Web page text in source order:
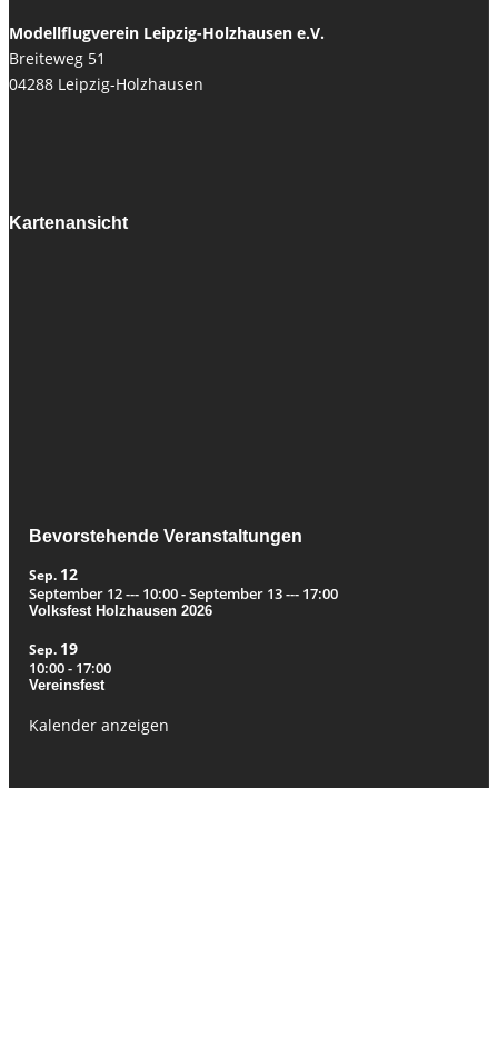
Modellflugverein Leipzig-Holzhausen e.V.
Breiteweg 51
04288 Leipzig-Holzhausen
Kartenansicht
Bevorstehende Veranstaltungen
Sep. 12
September 12 --- 10:00-September 13 --- 17:00
Volksfest Holzhausen 2026
Sep. 19
10:00- 17:00
Vereinsfest
Kalender anzeigen